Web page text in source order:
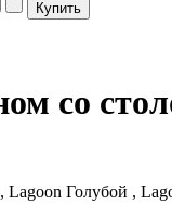
со
Голубой ,